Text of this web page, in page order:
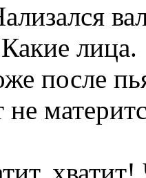
лица.
после